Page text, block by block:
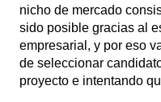
nicho de mercado
sido posible gracias al
empresarial, y por eso
de seleccionar
proyecto e intentando